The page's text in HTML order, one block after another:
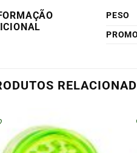
PESO